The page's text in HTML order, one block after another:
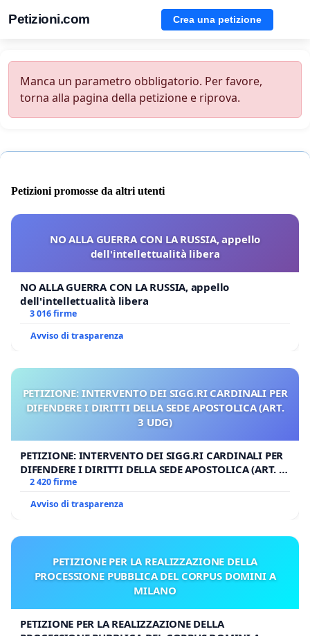
Petizioni.com Crea una petizione
Manca un parametro obbligatorio. Per favore,
torna alla pagina della petizione e riprova.
Petizioni promosse da altri utenti
NO ALLA GUERRA CON LA RUSSIA, appello
dell'intellettualità libera
NO ALLA GUERRA CON LA RUSSIA, appello
dell'intellettualità libera
3 016 firme
Avviso di trasparenza
PETIZIONE: INTERVENTO DEI SIGG.RI CARDINALI PER
DIFENDERE I DIRITTI DELLA SEDE APOSTOLICA (ART.
3 UDG)
PETIZIONE: INTERVENTO DEI SIGG.RI CARDINALI PER
DIFENDERE I DIRITTI DELLA SEDE APOSTOLICA (ART. 3
UDG)
2 420 firme
Avviso di trasparenza
PETIZIONE PER LA REALIZZAZIONE DELLA
PROCESSIONE PUBBLICA DEL CORPUS DOMINI A
MILANO
PETIZIONE PER LA REALIZZAZIONE DELLA